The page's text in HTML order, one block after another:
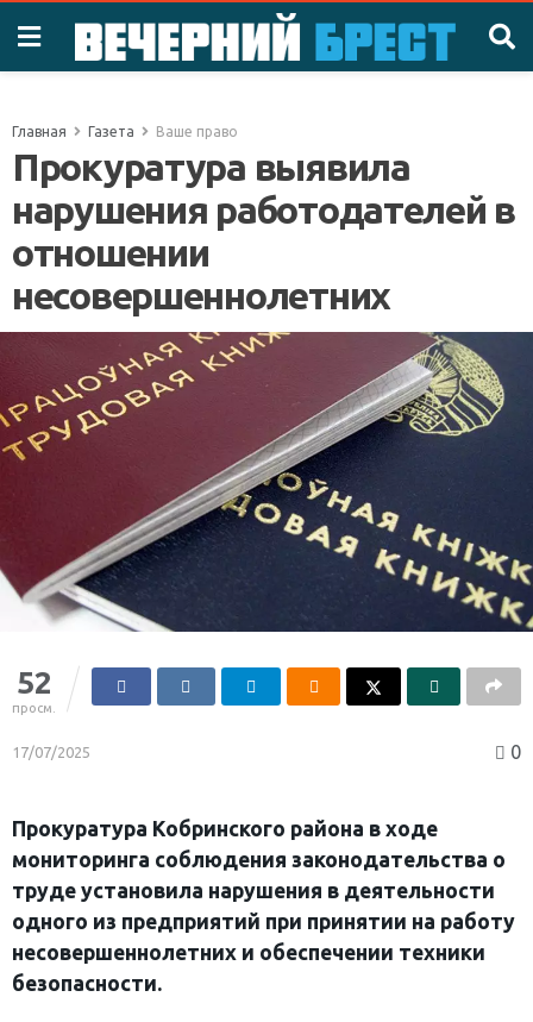
Главная Газета Ваше право
Прокуратура выявила
нарушения работодателей в
отношении
несовершеннолетних
52
просм.
17/07/2025 0
Прокуратура Кобринского района в ходе
мониторинга соблюдения законодательства о
труде установила нарушения в деятельности
одного из предприятий при принятии на работу
несовершеннолетних и обеспечении техники
безопасности.